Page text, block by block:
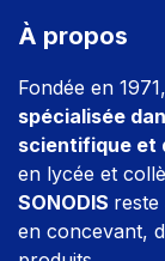
À propos
Fondée en 1971,
spécialisée
scientifique et
en lycée et
SONODIS reste
en concevant,